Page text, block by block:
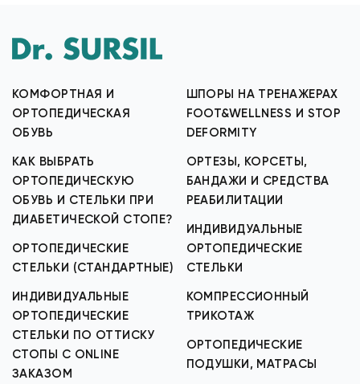
КОМФОРТНАЯ И
ОРТОПЕДИЧЕСКАЯ
ОБУВЬ
КАК ВЫБРАТЬ
ОРТОПЕДИЧЕСКУЮ
ОБУВЬ И СТЕЛЬКИ ПРИ
ДИАБЕТИЧЕСКОЙ СТОПЕ?
ОРТОПЕДИЧЕСКИЕ
СТЕЛЬКИ (СТАНДАРТНЫЕ)
ИНДИВИДУАЛЬНЫЕ
ОРТОПЕДИЧЕСКИЕ
СТЕЛЬКИ ПО ОТТИСКУ
СТОПЫ С ONLINE
ЗАКАЗОМ
ШПОРЫ НА ТРЕНАЖЕРАХ
FOOT&WELLNESS И STOP
DEFORMITY
ОРТЕЗЫ, КОРСЕТЫ,
БАНДАЖИ И СРЕДСТВА
РЕАБИЛИТАЦИИ
ИНДИВИДУАЛЬНЫЕ
ОРТОПЕДИЧЕСКИЕ
СТЕЛЬКИ
КОМПРЕССИОННЫЙ
ТРИКОТАЖ
ОРТОПЕДИЧЕСКИЕ
ПОДУШКИ, МАТРАСЫ